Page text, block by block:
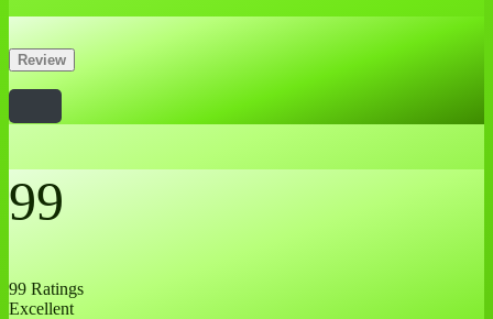
Review
99
99 Ratings
Excellent